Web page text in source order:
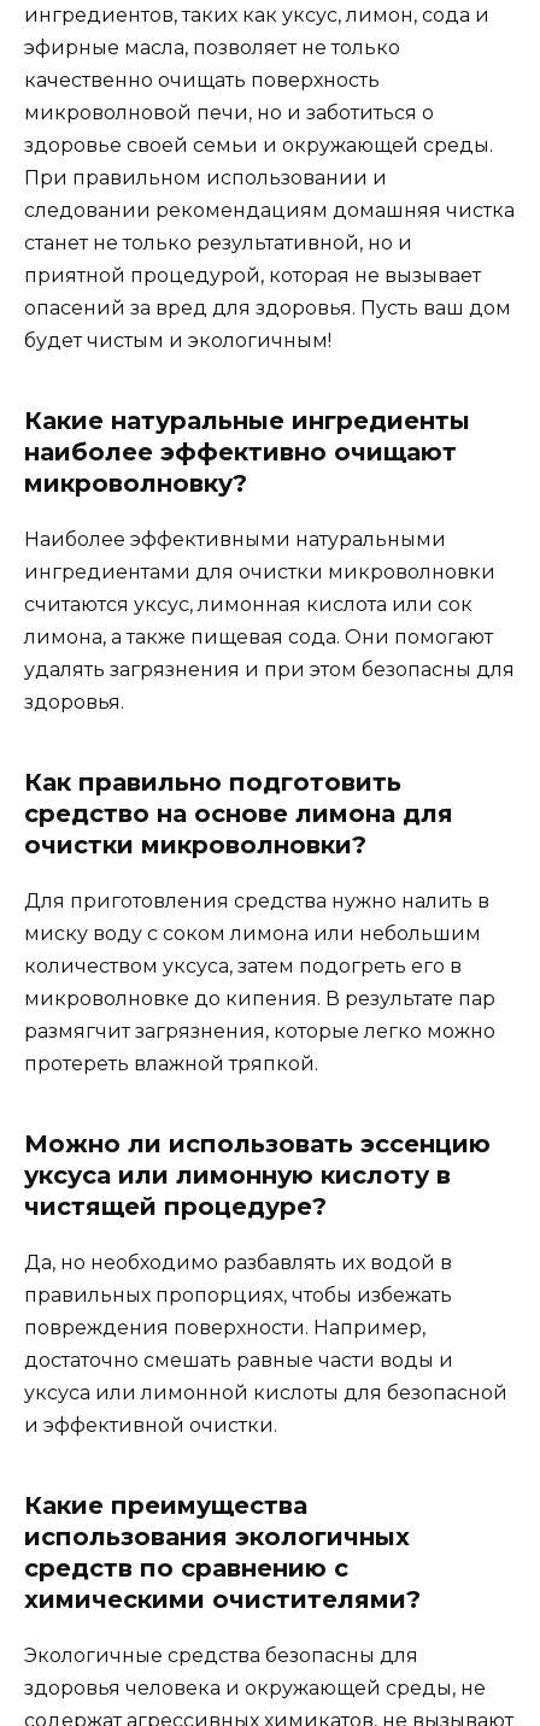
ингредиентов, таких как уксус, лимон, сода и
эфирные масла, позволяет не только
качественно очищать поверхность
микроволновой печи, но и заботиться о
здоровье своей семьи и окружающей среды.
При правильном использовании и
следовании рекомендациям домашняя чистка
станет не только результативной, но и
приятной процедурой, которая не вызывает
опасений за вред для здоровья. Пусть ваш дом
будет чистым и экологичным!
Какие натуральные ингредиенты
наиболее эффективно очищают
микроволновку?
Наиболее эффективными натуральными
ингредиентами для очистки микроволновки
считаются уксус, лимонная кислота или сок
лимона, а также пищевая сода. Они помогают
удалять загрязнения и при этом безопасны для
здоровья.
Как правильно подготовить
средство на основе лимона для
очистки микроволновки?
Для приготовления средства нужно налить в
миску воду с соком лимона или небольшим
количеством уксуса, затем подогреть его в
микроволновке до кипения. В результате пар
размягчит загрязнения, которые легко можно
протереть влажной тряпкой.
Можно ли использовать эссенцию
уксуса или лимонную кислоту в
чистящей процедуре?
Да, но необходимо разбавлять их водой в
правильных пропорциях, чтобы избежать
повреждения поверхности. Например,
достаточно смешать равные части воды и
уксуса или лимонной кислоты для безопасной
и эффективной очистки.
Какие преимущества
использования экологичных
средств по сравнению с
химическими очистителями?
Экологичные средства безопасны для
здоровья человека и окружающей среды, не
содержат агрессивных химикатов, не вызывают